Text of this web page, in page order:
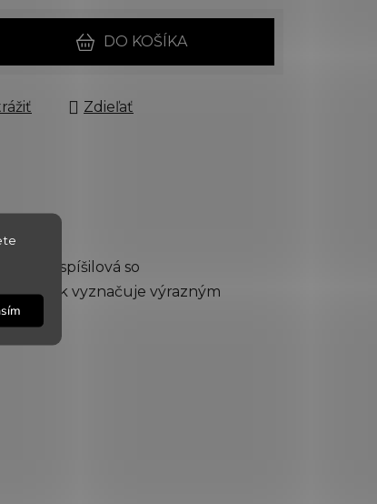
DO KOŠÍKA
Zdieľať
Pospíšilová so
sa však vyznačuje výrazným